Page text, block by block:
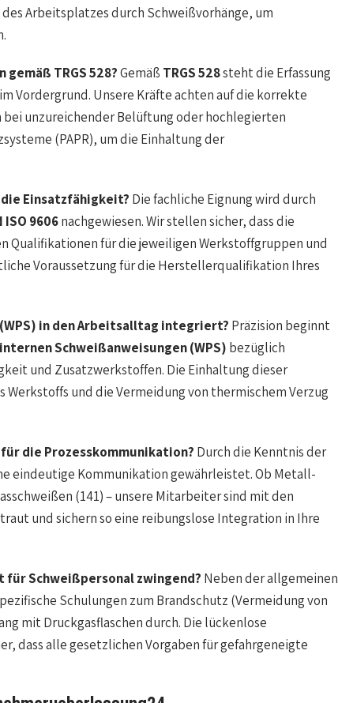
Arbeitsplatzes durch Schweißvorhänge, um
TRGS 528?Gemäß TRGS 528steht die Erfassung
Vordergrund. Unsere Kräfte achten auf die korrekte
unzureichender Belüftung oder hochlegierten
(PAPR), um die Einhaltung der
die Einsatzfähigkeit? Die fachliche Eignung wird durch
ISO 9606nachgewiesen. Wir stellen sicher, dass die
Qualifikationen für die jeweiligen Werkstoffgruppen und
Voraussetzung für die Herstellerqualifikation Ihres
in den Arbeitsalltag integriert? Präzision beginnt
internen Schweißanweisungen (WPS) bezüglich
und Zusatzwerkstoffen. Die Einhaltung dieser
Werkstoffs und die Vermeidung von thermischem Verzug
für die Prozesskommunikation? Durch die Kenntnis der
eindeutige Kommunikation gewährleistet. Ob Metall-
(141) – unsere Mitarbeiter sind mit den
und sichern so eine reibungslose Integration in Ihre
für Schweißpersonal zwingend? Neben der allgemeinen
Schulungen zum Brandschutz (Vermeidung von
mit Druckgasflaschen durch. Die lückenlose
dass alle gesetzlichen Vorgaben für gefahrgeneigte